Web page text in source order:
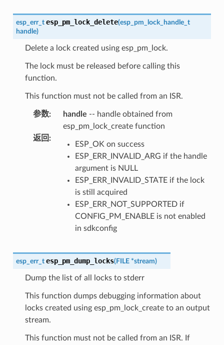
esp_err_t esp_pm_lock_delete(esp_pm_lock_handle_t
handle)
Delete a lock created using esp_pm_lock.
The lock must be released before calling this
function.
This function must not be called from an ISR.
参数: handle -- handle obtained from
esp_pm_lock_create function
返回 :
ESP_OK on success
ESP_ERR_INVALID_ARG if the handle
argument is NULL
ESP_ERR_INVALID_STATE if the lock
is still acquired
ESP_ERR_NOT_SUPPORTED if
CONFIG_PM_ENABLE is not enabled
in sdkconfig
esp_err_t esp_pm_dump_locks(FILE *stream)
Dump the list of all locks to stderr
This function dumps debugging information about
locks created using esp_pm_lock_create to an output
stream.
This function must not be called from an ISR. If